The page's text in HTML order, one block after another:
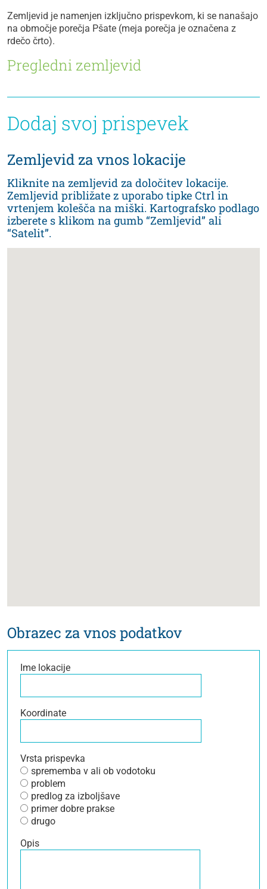
Zemljevid je namenjen izključno prispevkom, ki se nanašajo
na območje porečja Pšate (meja porečja je označena z
rdečo črto).
Pregledni zemljevid
Dodaj svoj prispevek
Zemljevid za vnos lokacije
Kliknite na zemljevid za določitev lokacije.
Zemljevid približate z uporabo tipke Ctrl in
vrtenjem kolešča na miški. Kartografsko podlago
izberete s klikom na gumb “Zemljevid” ali
“Satelit”.
Obrazec za vnos podatkov
Ime lokacije
Koordinate
Vrsta prispevka
sprememba v ali ob vodotoku
problem
predlog za izboljšave
primer dobre prakse
drugo
Opis